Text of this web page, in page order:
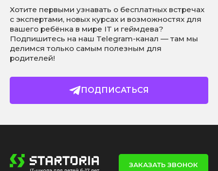
Хотите первыми узнавать о бесплатных встречах
с экспертами, новых курсах и возможностях для
вашего ребёнка в мире IT и геймдева?
Подпишитесь на наш Telegram-канал — там мы
делимся только самым полезным для
родителей!
ПОДПИСАТЬСЯ
ЗАКАЗАТЬ ЗВОНОК